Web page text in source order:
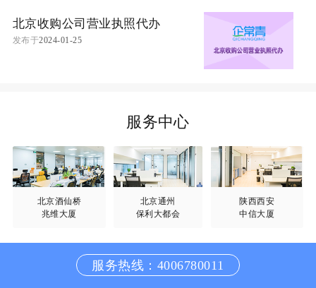
北京收购公司营业执照代办
发布于2024-01-25
服务中心
北京酒仙桥
兆维大厦
北京通州
保利大都会
陕西西安
中信大厦
服务热线：4006780011